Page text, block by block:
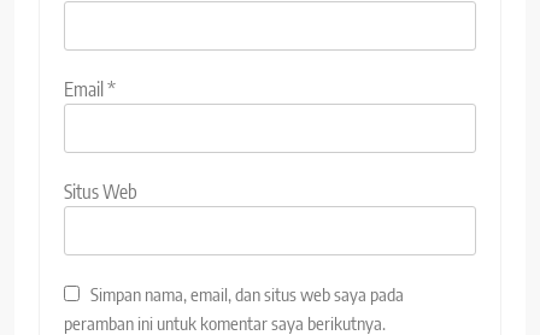
Email*
Situs Web
Simpan nama, email, dan situs web saya pada
peramban ini untuk komentar saya berikutnya.